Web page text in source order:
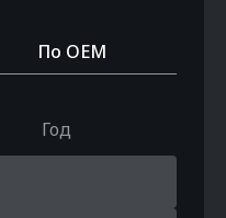
По OEM
Год